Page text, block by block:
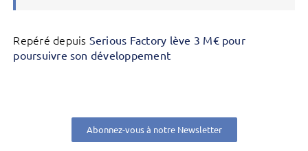
Repéré depuis Serious Factory lève 3 M€ pour
poursuivre son développement
Abonnez-vous à notre Newsletter